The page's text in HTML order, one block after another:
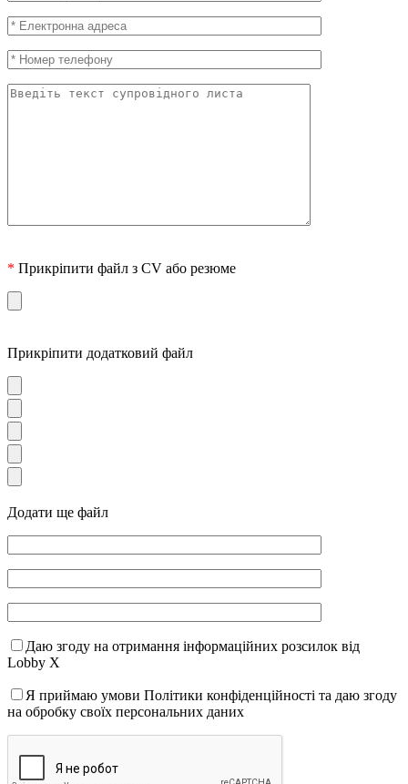
* Прикріпити файл з CV або резюме
Прикріпити додатковий файл
Додати ще файл
Даю згоду на отримання інформаційних розсилок від
Lobby X
Я приймаю умови Політики конфіденційності та даю згоду
на обробку своїх персональних даних